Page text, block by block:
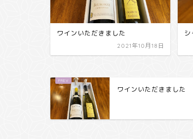
ワインいただきました
2021年10月18日
ワインいただきました